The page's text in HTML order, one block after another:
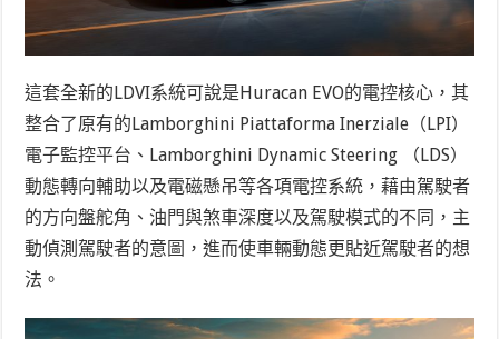
這套全新的LDVI系統可說是Huracan EVO的電控核心，其
整合了原有的Lamborghini Piattaforma Inerziale（LPI）
電子監控平台、 Lamborghini Dynamic Steering （LDS）
動態轉向輔助以及電磁懸吊等各項電控系統，藉由駕駛者
的方向盤舵角、油門與煞車深度以及駕駛模式的不同，主
動偵測駕駛者的意圖，進而使車輛動態更貼近駕駛者的想
法。